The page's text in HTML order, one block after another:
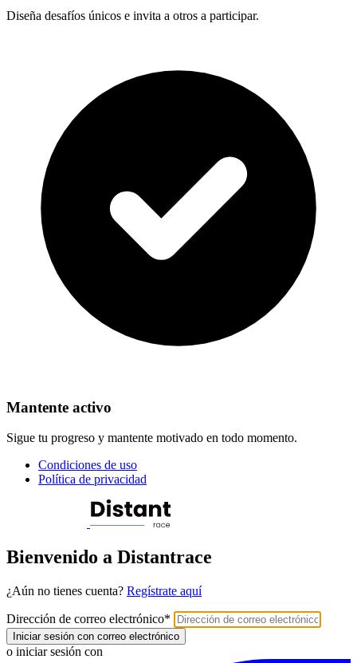
Diseña desafíos únicos e invita a otros a participar.
Mantente activo
Sigue tu progreso y mantente motivado en todo momento.
Condiciones de uso
Política de privacidad
Bienvenido a Distantrace
¿Aún no tienes cuenta? Regístrate aquí
Dirección de correo electrónico*
Iniciar sesión con correo electrónico
o iniciar sesión con